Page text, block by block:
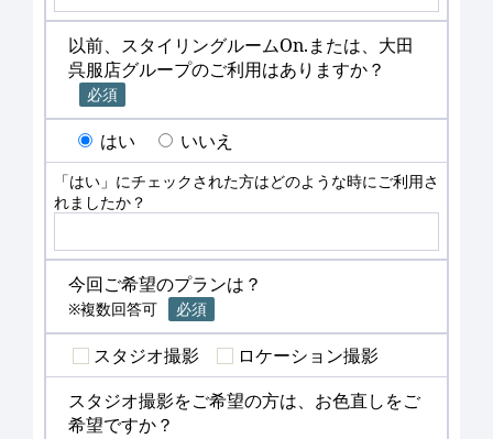
以前、スタイリングルームOn.または、大田
呉服店グループのご利用はありますか？
必須
はい いいえ
「はい」にチェックされた方はどのような時にご利用さ
れましたか？
今回ご希望のプランは？
※複数回答可 必須
スタジオ撮影
ロケーション撮影
スタジオ撮影をご希望の方は、お色直しをご
希望ですか？